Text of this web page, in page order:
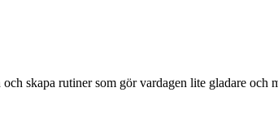
skapa rutiner som gör vardagen lite gladare och